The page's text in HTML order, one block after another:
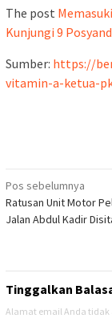
The post
Kunjungi 9
Sumber: https://
vitamin-a-ketua-
Navigasi
pos
Pos sebelumnya
Ratusan Unit Motor
Jalan Abdul Kadir
Tinggalkan
Alamat email Anda